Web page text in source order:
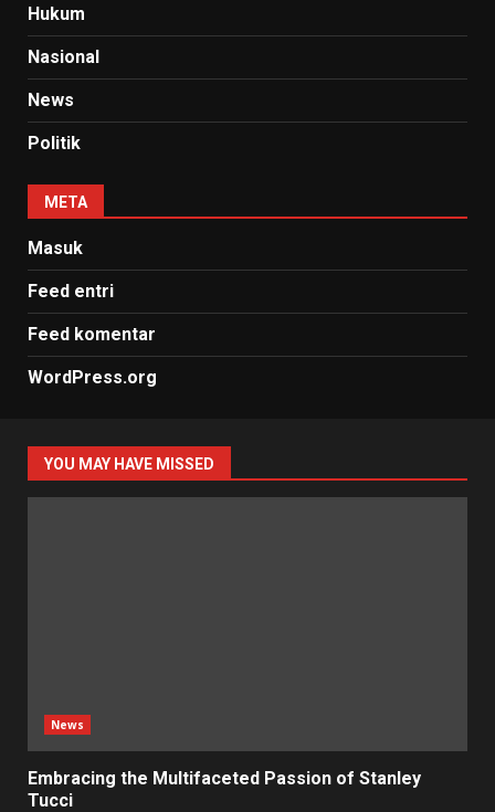
Hukum
Nasional
News
Politik
META
Masuk
Feed entri
Feed komentar
WordPress.org
YOU MAY HAVE MISSED
News
Embracing the Multifaceted Passion of Stanley
Tucci